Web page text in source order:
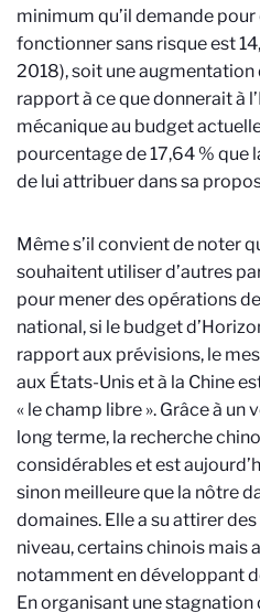
minimum qu’il demande pour
fonctionner sans risque est
2018), soit une augmentation
rapport à ce que donnerait à
mécanique au budget
pourcentage de 17,64 %
de lui attribuer dans sa
Même s’il convient de noter
souhaitent utiliser d’autres
pour mener des opérations
national, si le budget
rapport aux prévisions, le
aux États-Unis et à la Chine
« le champ libre ». Grâce à un
long terme, la recherche
considérables et est
sinon meilleure que la nôtre
domaines. Elle a su attirer
niveau, certains chinois mais
notamment en développant
En organisant une